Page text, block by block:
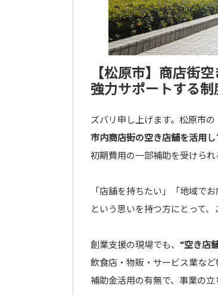
【松原市】商店街
強力サポートする
ズバリ申し上げます。松原市
市内商店街の空き店舗を活用
初期費用の一部補助を受けられ
「店舗を持ちたい」「地域で
という思いを持つ方にとって
創業支援の現場でも、 “空き店
飲食店・物販・サービス業など
補助金活用の有無で、事業の立